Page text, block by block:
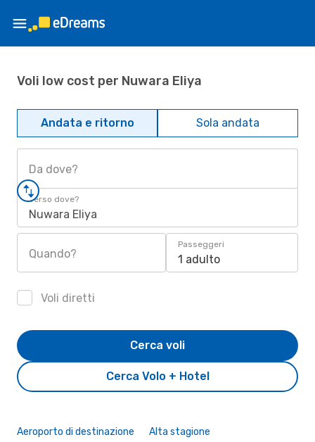
Voli low cost per Nuwara Eliya
Andata e ritorno Sola andata
Da dove?
Verso dove?
Nuwara Eliya
Quando?
Passeggeri
1 adulto
Voli diretti
Cerca Volo + Hotel
Cerca voli
Aeroporto di destinazione Alta stagione